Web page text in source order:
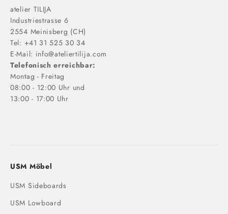
atelier TILIJA
Industriestrasse 6
2554 Meinisberg (CH)
Tel: +41 31 525 30 34
E-Mail: info@ateliertilija.com
Telefonisch erreichbar:
Montag - Freitag
08:00 - 12:00 Uhr und
13:00 - 17:00 Uhr
USM Möbel
USM Sideboards
USM Lowboard